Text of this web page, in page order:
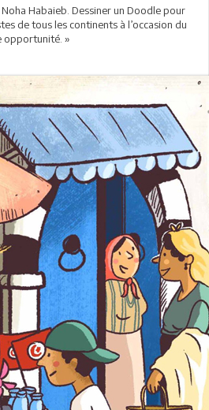
Habaieb. Dessiner un Doodle pour
de tous les continents à l’occasion du
opportunité. »